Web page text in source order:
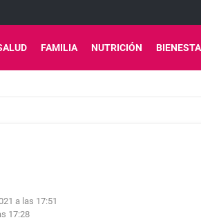
FAMILIA NUTRICIÓN
a las 17:51
17:28